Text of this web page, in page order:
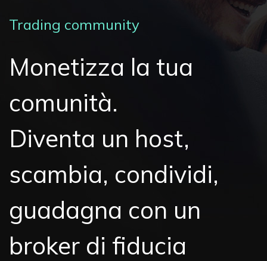
Trading community
Monetizza la tua
comunità.
Diventa un host,
scambia, condividi,
guadagna con un
broker di fiducia